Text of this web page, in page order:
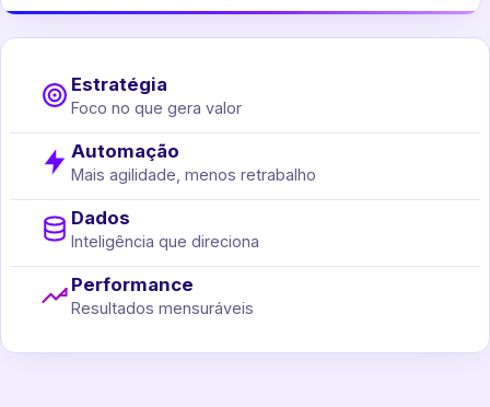
Estratégia
Foco no que gera valor
Automação
Mais agilidade, menos retrabalho
Dados
Inteligência que direciona
Performance
Resultados mensuráveis